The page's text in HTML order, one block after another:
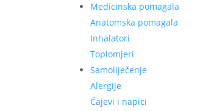
Medicinska pomagala
Anatomska pomagala
Inhalatori
Toplomjeri
Samoliječenje
Alergije
Čajevi i napici